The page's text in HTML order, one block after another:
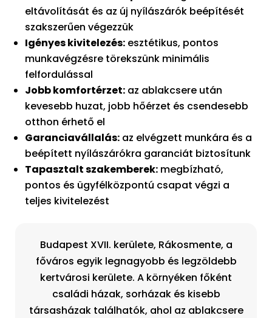
eltávolítását és az új nyílászárók beépítését
szakszerűen végezzük
Igényes kivitelezés: esztétikus, pontos
munkavégzésre törekszünk minimális
felfordulással
Jobb komfortérzet: az ablakcsere után
kevesebb huzat, jobb hőérzet és csendesebb
otthon érhető el
Garanciavállalás: az elvégzett munkára és a
beépített nyílászárókra garanciát biztosítunk
Tapasztalt szakemberek: megbízható,
pontos és ügyfélközpontú csapat végzi a
teljes kivitelezést
Budapest XVII. kerülete, Rákosmente, a
főváros egyik legnagyobb és legzöldebb
kertvárosi kerülete. A környéken főként
családi házak, sorházak és kisebb
társasházak találhatók, ahol az ablakcsere